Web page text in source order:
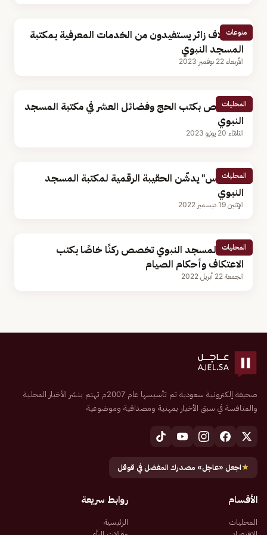
منوعات110 آلاف زائر يستفيدون من الخدمات المعرفية بمكتبة
المسجد النبوي
الأربعاء 22 نوفمبر 2023
المحليات
ركن خاص بكتب الحج وفضائل العشر في مكتبة المسجد
النبوي
الثلاثاء 20 يونيو 2023
المحليات
"السديس" يدشّن الحقيبة الرقمية لمكتبة المسجد
النبوي
الإثنين 19 ديسمبر 2022
المحليات
مكتبة المسجد النبوي تخصص ركنًا خاصًا بكتب
الاعتكاف وأحكام الصيام
الجمعة 22 أبريل 2022
صحيفة إلكترونية سعودية تم تأسيسها عام 2007م تهتم بنشر الأخبار المحلية
والمنافسة في سبق الأخبار بمهنية ومصداقية وموضوعية
★اجعل «عاجل» مصدرك المفضل في قوقل
الأقسام
المحليات
روابط سريعة
الرئيسية